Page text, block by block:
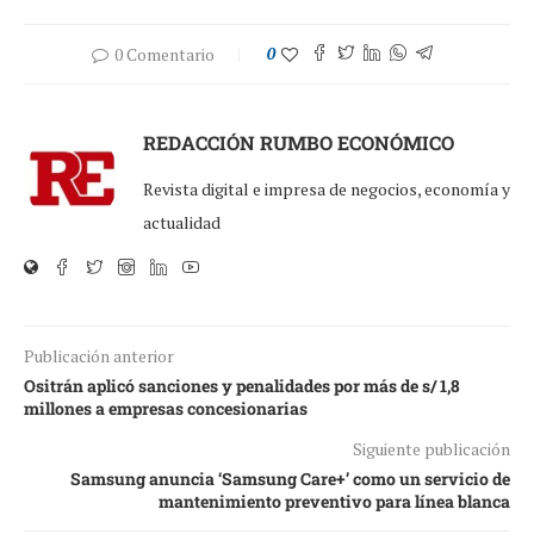
0 Comentario 0
REDACCIÓN RUMBO ECONÓMICO
Revista digital e impresa de negocios, economía y
actualidad
Publicación anterior
Ositrán aplicó sanciones y penalidades por más de s/ 1,8
millones a empresas concesionarias
Siguiente publicación
Samsung anuncia ‘Samsung Care+’ como un servicio de
mantenimiento preventivo para línea blanca